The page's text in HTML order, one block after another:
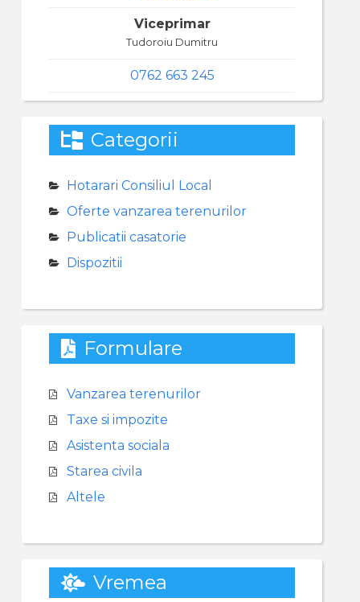
Viceprimar
Tudoroiu Dumitru
0762 663 245
Categorii
Hotarari Consiliul Local
Oferte vanzarea terenurilor
Publicatii casatorie
Dispozitii
Formulare
Vanzarea terenurilor
Taxe si impozite
Asistenta sociala
Starea civila
Altele
Vremea